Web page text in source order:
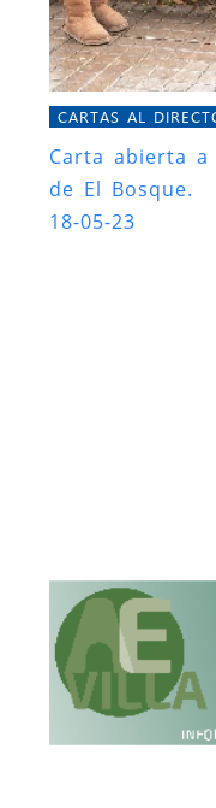
CARTAS AL
Carta abierta a
de El Bosque.
18-05-23